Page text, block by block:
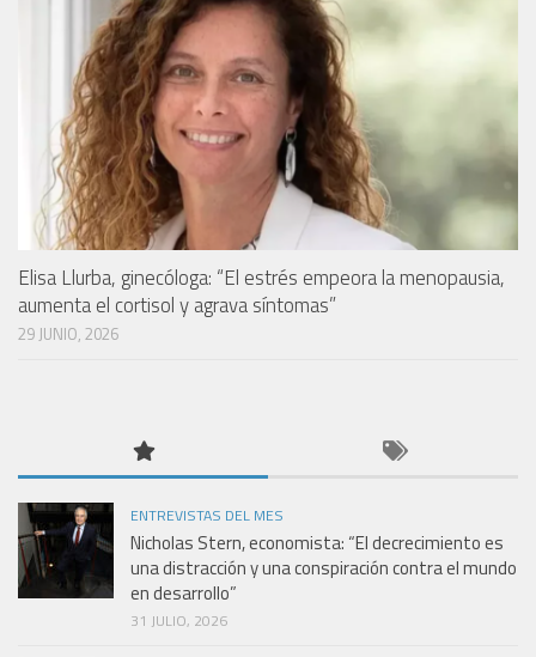
Elisa Llurba, ginecóloga: “El estrés empeora la menopausia,
aumenta el cortisol y agrava síntomas”
29 JUNIO, 2026
ENTREVISTAS DEL MES
Nicholas Stern, economista: “El decrecimiento es
una distracción y una conspiración contra el mundo
en desarrollo”
31 JULIO, 2026